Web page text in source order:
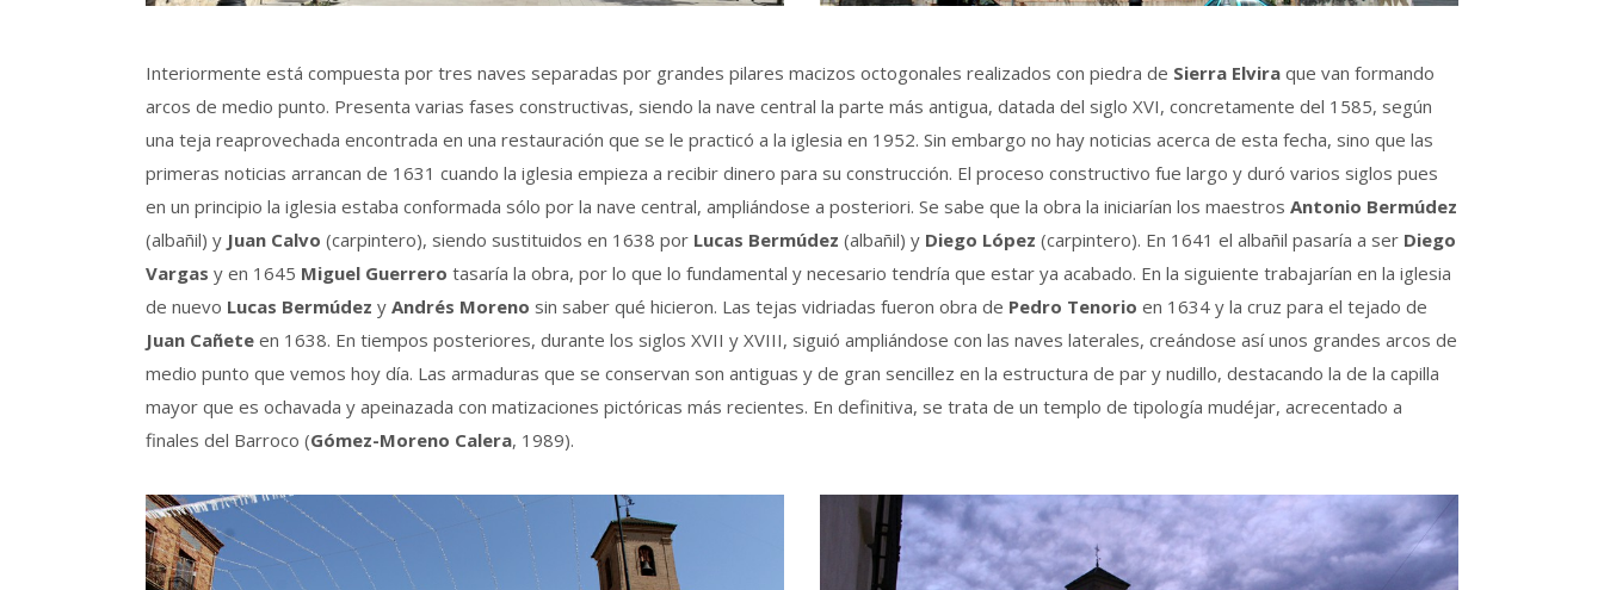
Interiormente está compuesta por tres naves separadas por grandes pilares macizos octogonales realizados con piedra de Sierra Elvira que van formando
arcos de medio punto. Presenta varias fases constructivas, siendo la nave central la parte más antigua, datada del siglo XVI, concretamente del 1585, según
una teja reaprovechada encontrada en una restauración que se le practicó a la iglesia en 1952. Sin embargo no hay noticias acerca de esta fecha, sino que las
primeras noticias arrancan de 1631 cuando la iglesia empieza a recibir dinero para su construcción. El proceso constructivo fue largo y duró varios siglos pues
en un principio la iglesia estaba conformada sólo por la nave central, ampliándose a posteriori. Se sabe que la obra la iniciarían los maestros Antonio Bermúdez
(albañil) y Juan Calvo (carpintero), siendo sustituidos en 1638 por Lucas Bermúdez (albañil) y Diego López (carpintero). En 1641 el albañil pasaría a ser Diego
Vargas y en 1645 Miguel Guerrero tasaría la obra, por lo que lo fundamental y necesario tendría que estar ya acabado. En la siguiente trabajarían en la iglesia
de nuevo Lucas Bermúdez y Andrés Moreno sin saber qué hicieron. Las tejas vidriadas fueron obra de Pedro Tenorio en 1634 y la cruz para el tejado de
Juan Cañete en 1638. En tiempos posteriores, durante los siglos XVII y XVIII, siguió ampliándose con las naves laterales, creándose así unos grandes arcos de
medio punto que vemos hoy día. Las armaduras que se conservan son antiguas y de gran sencillez en la estructura de par y nudillo, destacando la de la capilla
mayor que es ochavada y apeinazada con matizaciones pictóricas más recientes. En definitiva, se trata de un templo de tipología mudéjar, acrecentado a
finales del Barroco (Gómez-Moreno Calera, 1989).